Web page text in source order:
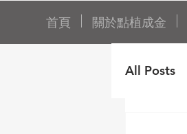
首頁 關於點植成金
All Posts